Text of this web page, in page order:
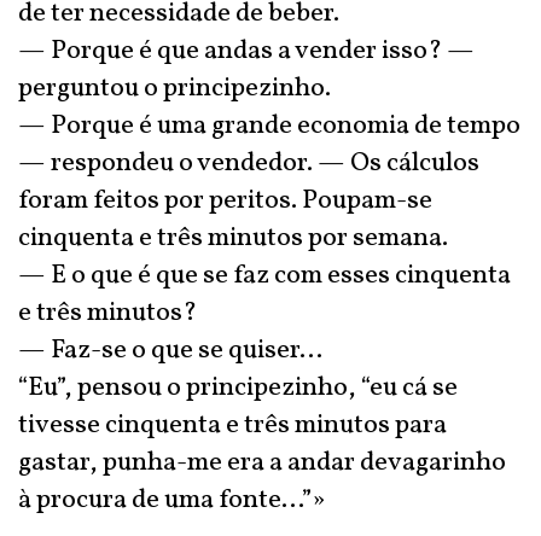
de ter necessidade de beber.
— Porque é que andas a vender isso? —
perguntou o principezinho.
— Porque é uma grande economia de tempo
— respondeu o vendedor. — Os cálculos
foram feitos por peritos. Poupam-se
cinquenta e três minutos por semana.
— E o que é que se faz com esses cinquenta
e três minutos?
— Faz-se o que se quiser...
“Eu”, pensou o principezinho, “eu cá se
tivesse cinquenta e três minutos para
gastar, punha-me era a andar devagarinho
à procura de uma fonte…”»